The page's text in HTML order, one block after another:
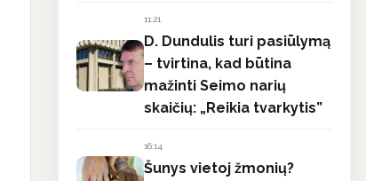
11:21
D. Dundulis turi pasiūlymą
– tvirtina, kad būtina
mažinti Seimo narių
skaičių: „Reikia tvarkytis”
16:14
Šunys vietoj žmonių?